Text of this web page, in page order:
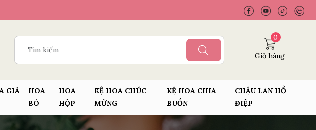
0
Giỏ hàng
GIÁ
HOA
BÓ
HOA
HỘP
KỆ HOA CHÚC
MỪNG
KỆ HOA CHIA
BUỒN
CHẬU LAN HỒ
ĐIỆP